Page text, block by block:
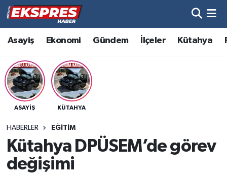
Asayiş Ekonomi Gündem İlçeler Kütahya
ASAYIŞ KÜTAHYA
HABERLER EĞITIM
Kütahya DPÜSEM’de görev
değişimi
Altıntaş
Asayiş
Aslanapa
Bölge
Çavdarhisar
Hava Durumu
Trafik Durumu
Süper Lig Puan Durumu ve Fikstür
Son Dakika Haberleri
Haber Arşivi